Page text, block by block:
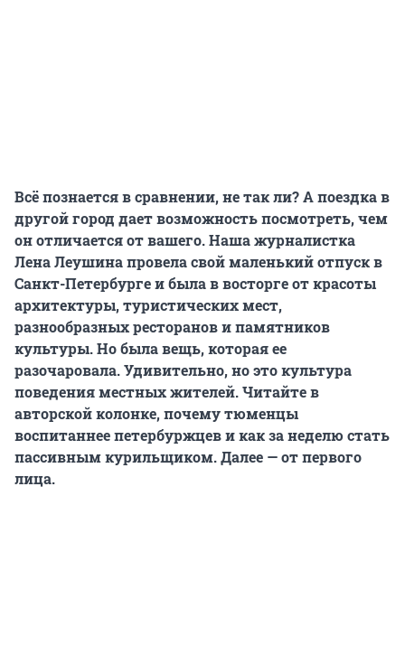
Всё познается в сравнении, не так ли? А поездка в
другой город дает возможность посмотреть, чем
он отличается от вашего. Наша журналистка
Лена Леушинапровела свой маленький отпуск в
Санкт-Петербурге и была в восторге от красоты
архитектуры, туристических мест,
разнообразных ресторанов и памятников
культуры. Но была вещь, которая ее
разочаровала. Удивительно, но это культура
поведения местных жителей. Читайте в
авторской колонке, почему тюменцы
воспитаннее петербуржцев и как за неделю стать
пассивным курильщиком. Далее — от первого
лица.